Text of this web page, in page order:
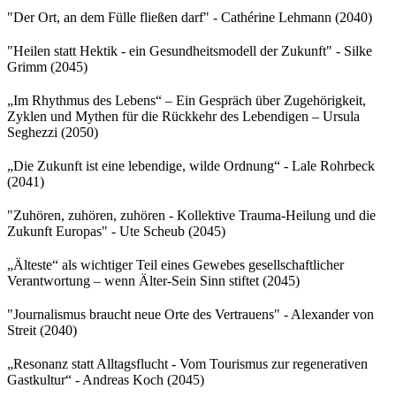
"Der Ort, an dem Fülle fließen darf" - Cathérine Lehmann (2040)
"Heilen statt Hektik - ein Gesundheitsmodell der Zukunft" - Silke
Grimm (2045)
„Im Rhythmus des Lebens“ – Ein Gespräch über Zugehörigkeit,
Zyklen und Mythen für die Rückkehr des Lebendigen – Ursula
Seghezzi (2050)
„Die Zukunft ist eine lebendige, wilde Ordnung“ - Lale Rohrbeck
(2041)
"Zuhören, zuhören, zuhören - Kollektive Trauma-Heilung und die
Zukunft Europas" - Ute Scheub (2045)
„Älteste“ als wichtiger Teil eines Gewebes gesellschaftlicher
Verantwortung – wenn Älter-Sein Sinn stiftet (2045)
"Journalismus braucht neue Orte des Vertrauens" - Alexander von
Streit (2040)
„Resonanz statt Alltagsflucht - Vom Tourismus zur regenerativen
Gastkultur“ - Andreas Koch (2045)